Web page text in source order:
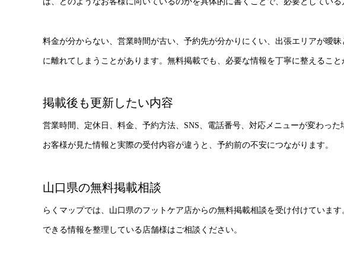
料金が分からない、営業時間が古い、予約先が分かりにくい、出張エリアが曖
に離れてしまうことがあります。無料掲載でも、必要な情報を丁寧に整えること
掲載後も更新したい内容
営業時間、定休日、料金、予約方法、SNS、電話番号、対応メニューが変わっ
お客様が見た情報と実際の受付内容が違うと、予約前の不安につながります。
山口県の無料掲載相談
らくマップでは、山口県のフットケア店からの無料掲載相談を受け付けていま
できる情報を整理している店舗様はご相談ください。